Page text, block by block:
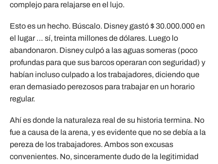
complejo para relajarse en el lujo.
Esto es un hecho. Búscalo. Disney gastó $ 30.000.000 en
el lugar … sí, treinta millones de dólares. Luego lo
abandonaron. Disney culpó a las aguas someras (poco
profundas para que sus barcos operaran con seguridad) y
habían incluso culpado a los trabajadores, diciendo que
eran demasiado perezosos para trabajar en un horario
regular.
Ahí es donde la naturaleza real de su historia termina. No
fue a causa de la arena, y es evidente que no se debía a la
pereza de los trabajadores. Ambos son excusas
convenientes. No, sinceramente dudo de la legitimidad